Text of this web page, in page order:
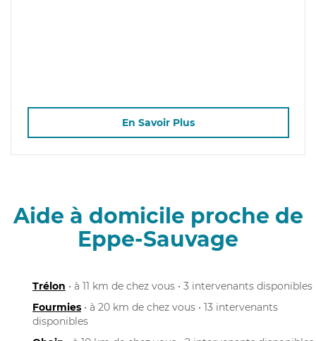
En Savoir Plus
Aide à domicile proche de
Eppe-Sauvage
Trélon • à 11 km de chez vous • 3 intervenants disponibles
Fourmies • à 20 km de chez vous • 13 intervenants
disponibles